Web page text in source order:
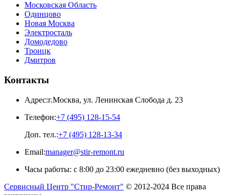
Московская Область
Одинцово
Новая Москва
Электросталь
Домодедово
Троицк
Дмитров
Контакты
Адрес:г.Москва, ул. Ленинская Слобода д. 23
Телефон:+7 (495) 128-15-54
Доп. тел.:+7 (495) 128-13-34
Email:manager@stir-remont.ru
Часы работы: с 8:00 до 23:00 ежедневно (без выходных)
Сервисный Центр "Стир-Ремонт" © 2012-2024 Все права